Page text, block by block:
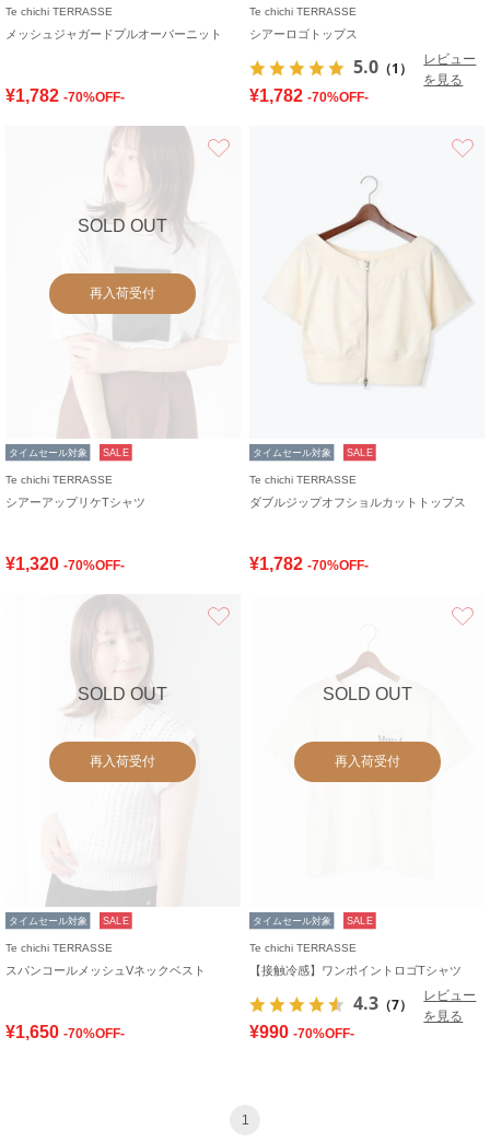
Te chichi TERRASSE
メッシュジャガードプルオーバーニット
¥1,782 -70%OFF-
Te chichi TERRASSE
シアーロゴトップス
5.0 （1）
レビュー
を見る
¥1,782 -70%OFF-
SOLD OUT
再入荷受付
タイムセール対象 SALE
Te chichi TERRASSE
シアーアップリケTシャツ
¥1,320 -70%OFF-
タイムセール対象 SALE
Te chichi TERRASSE
ダブルジップオフショルカットトップス
¥1,782 -70%OFF-
SOLD OUT
再入荷受付
タイムセール対象 SALE
Te chichi TERRASSE
スパンコールメッシュVネックベスト
¥1,650 -70%OFF-
SOLD OUT
再入荷受付
タイムセール対象 SALE
Te chichi TERRASSE
【接触冷感】ワンポイントロゴTシャツ
4.3 （7）
レビュー
を見る
¥990 -70%OFF-
1